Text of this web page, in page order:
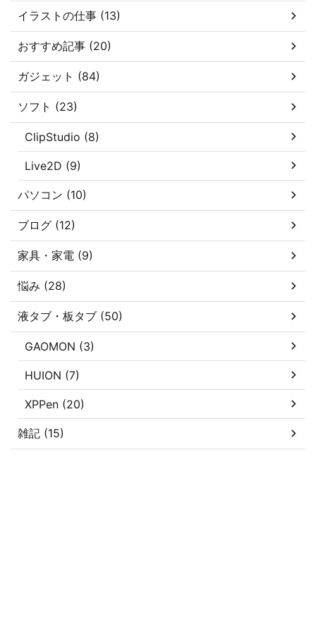
イラストの仕事 (13)
おすすめ記事 (20)
ガジェット (84)
ソフト (23)
ClipStudio (8)
Live2D (9)
パソコン (10)
ブログ (12)
家具・家電 (9)
悩み (28)
液タブ・板タブ (50)
GAOMON (3)
HUION (7)
XPPen (20)
雑記 (15)